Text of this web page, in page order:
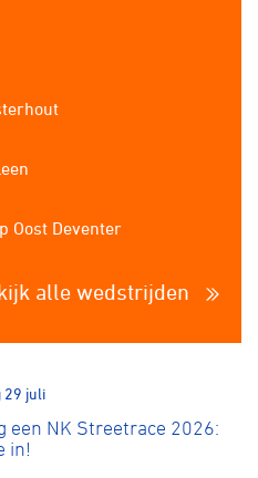
Oost Deventer
alle wedstrijden
29 juli
een NK Streetrace 2026:
in!